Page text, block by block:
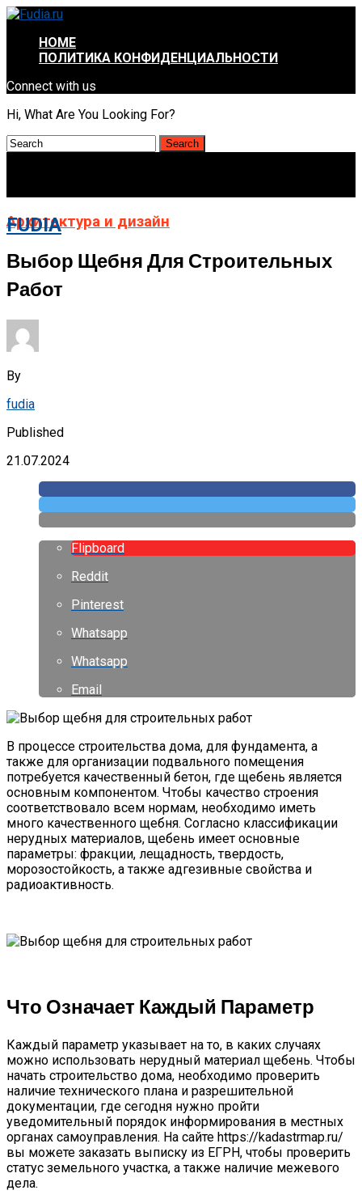
HOME
ПОЛИТИКА КОНФИДЕНЦИАЛЬНОСТИ
Connect with us
Hi, What Are You Looking For?
FUDIA
Архитектура и дизайн
Выбор Щебня Для Строительных
Работ
By
fudia
Published
21.07.2024
Flipboard
Reddit
Pinterest
Whatsapp
Whatsapp
Email
В процессе строительства дома, для фундамента, а
также для организации подвального помещения
потребуется качественный бетон, где щебень является
основным компонентом. Чтобы качество строения
соответствовало всем нормам, необходимо иметь
много качественного щебня. Согласно классификации
нерудных материалов, щебень имеет основные
параметры: фракции, лещадность, твердость,
морозостойкость, а также адгезивные свойства и
радиоактивность.
Что Означает Каждый Параметр
Каждый параметр указывает на то, в каких случаях
можно использовать нерудный материал щебень. Чтобы
начать строительство дома, необходимо проверить
наличие технического плана и разрешительной
документации, где сегодня нужно пройти
уведомительный порядок информирования в местных
органах самоуправления. На сайте https://kadastrmap.ru/
вы можете заказать выписку из ЕГРН, чтобы проверить
статус земельного участка, а также наличие межевого
дела.